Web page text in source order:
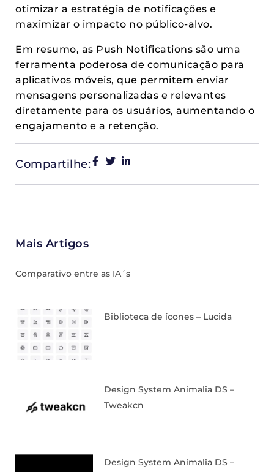
otimizar a estratégia de notificações e
maximizar o impacto no público-alvo.
Em resumo, as Push Notifications são uma
ferramenta poderosa de comunicação para
aplicativos móveis, que permitem enviar
mensagens personalizadas e relevantes
diretamente para os usuários, aumentando o
engajamento e a retenção.
Compartilhe:
Mais Artigos
Comparativo entre as IA´s
Biblioteca de ícones – Lucida
Design System Animalia DS –
Tweakcn
Design System Animalia DS –